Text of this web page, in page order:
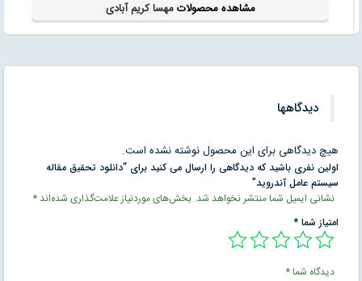
مشاهده محصولاتمهسا کریم آبادی
دیدگاهها
هیچ دیدگاهی برای این محصول نوشته نشده است.
اولین نفری باشید که دیدگاهی را ارسال می کنید برای “دانلود تحقیق مقاله
سیستم عامل آندروید”
نشانی ایمیل شما منتشر نخواهد شد. بخش‌های موردنیاز علامت‌گذاری شده‌اند*
امتیاز شما*
دیدگاه شما*